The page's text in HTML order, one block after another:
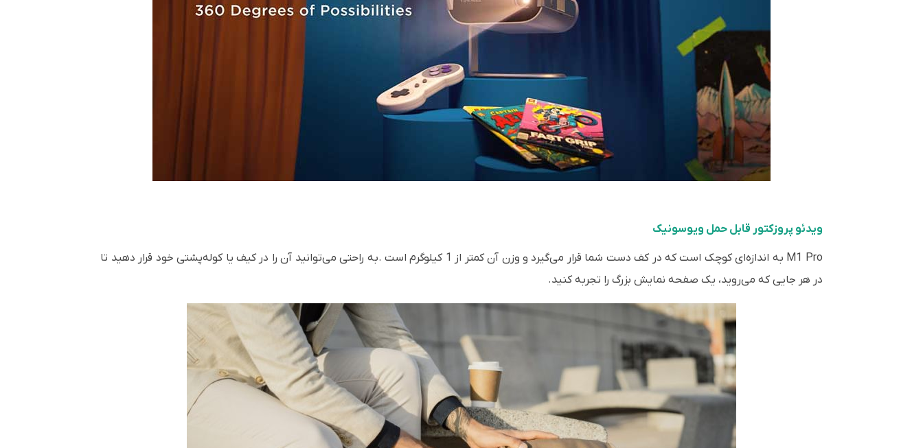
ویدئو پروزکتور قابل حمل ویوسونیک
M1 Pro به اندازه‌ای کوچک است که در کف دست شما قرار می‌گیرد و وزن آن کمتر از 1 کیلوگرم است .به راحتی می‌توانید آن را در کیف یا کوله‌پشتی خود قرار دهید تا
در هر جایی که می‌روید، یک صفحه نمایش بزرگ را تجربه کنید.